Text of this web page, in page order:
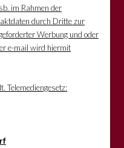
im Rahmen der
durch Dritte zur
Werbung und oder
e-mail wird hiermit
Telemediengesetz: